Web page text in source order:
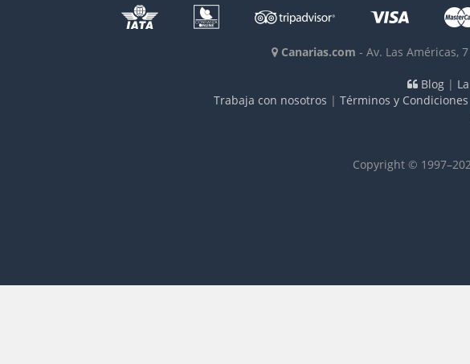
Canarias.com - Av. Las Américas,
Blog|
Trabaja con nosotros | Términos y Condiciones
Copyright ©